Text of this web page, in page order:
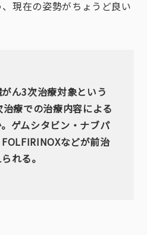
現在の姿勢がちょうど良い
ん3次治療対象という
療での治療内容による
ゲムシタビン・ナブパ
などが前治
れる。